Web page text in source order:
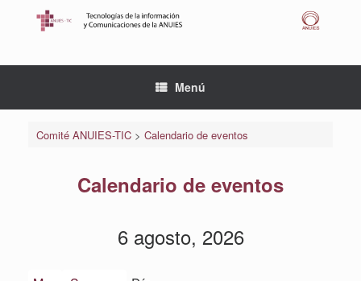
Menú
Comité ANUIES-TIC> Calendario de eventos
Calendario de eventos
6 agosto, 2026